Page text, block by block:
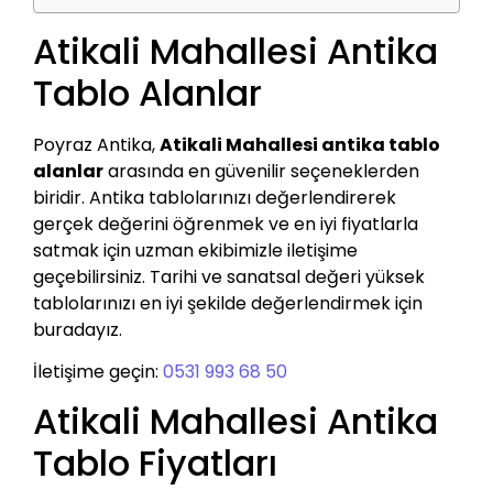
Atikali Mahallesi Antika
Tablo Alanlar
Poyraz Antika,Atikali Mahallesi antika tablo
alanlararasında en güvenilir seçeneklerden
biridir. Antika tablolarınızı değerlendirerek
gerçek değerini öğrenmek ve en iyi fiyatlarla
satmak için uzman ekibimizle iletişime
geçebilirsiniz. Tarihi ve sanatsal değeri yüksek
tablolarınızı en iyi şekilde değerlendirmek için
buradayız.
İletişime geçin: 0531 993 68 50
Atikali Mahallesi Antika
Tablo Fiyatları